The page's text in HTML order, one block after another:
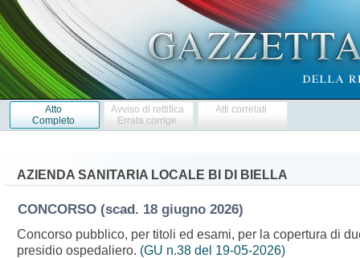
Atto
Completo
Avviso di rettifica
Errata corrige
Atti correlati
AZIENDA SANITARIA LOCALE BI DI BIELLA
CONCORSO (scad. 18 giugno 2026)
Concorso pubblico, per titoli ed esami, per la copertura di
presidio ospedaliero. (GU n.38 del 19-05-2026)